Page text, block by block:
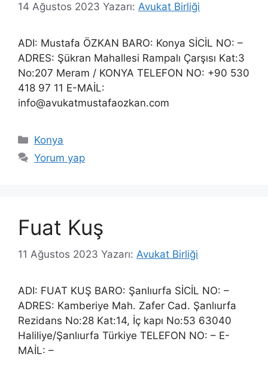
14 Ağustos 2023 Yazarı: Avukat Birliği
ADI: Mustafa ÖZKAN BARO: Konya SİCİL NO: –
ADRES: Şükran Mahallesi Rampalı Çarşısı Kat:3
No:207 Meram / KONYA TELEFON NO: +90 530
418 97 11 E-MAİL:
info@avukatmustafaozkan.com
Kategoriler
Konya
Yorum yap
Fuat Kuş
11 Ağustos 2023 Yazarı: Avukat Birliği
ADI: FUAT KUŞ BARO: Şanlıurfa SİCİL NO: –
ADRES: Kamberiye Mah. Zafer Cad. Şanlıurfa
Rezidans No:28 Kat:14, İç kapı No:53 63040
Haliliye/Şanlıurfa Türkiye TELEFON NO: – E-
MAİL: –